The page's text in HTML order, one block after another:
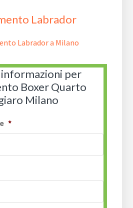
Labrador
informazioni per
Boxer Quarto
Milano
*